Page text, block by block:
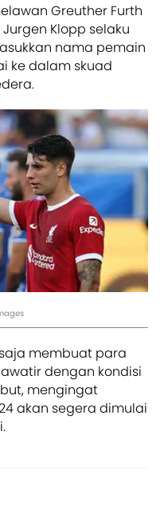
Greuther Furth
Klopp selaku
nama pemain
ke dalam skuad
membuat para
dengan kondisi
mengingat
akan segera dimulai